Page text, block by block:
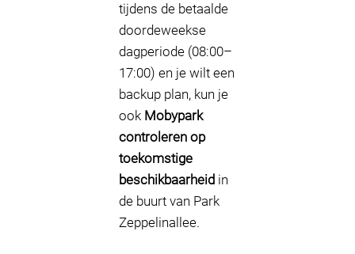
tijdens de betaalde
doordeweekse
dagperiode (08:00–
17:00) en je wilt een
backup plan, kun je
ook Mobypark
controleren op
toekomstige
beschikbaarheid in
de buurt van Park
Zeppelinallee.